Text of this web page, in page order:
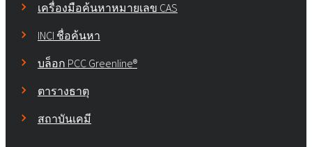
เครื่องมือค้นหาหมายเลข CAS
INCI ชื่อค้นหา
บล็อก PCC Greenline®
ตารางธาตุ
สถาบันเคมี